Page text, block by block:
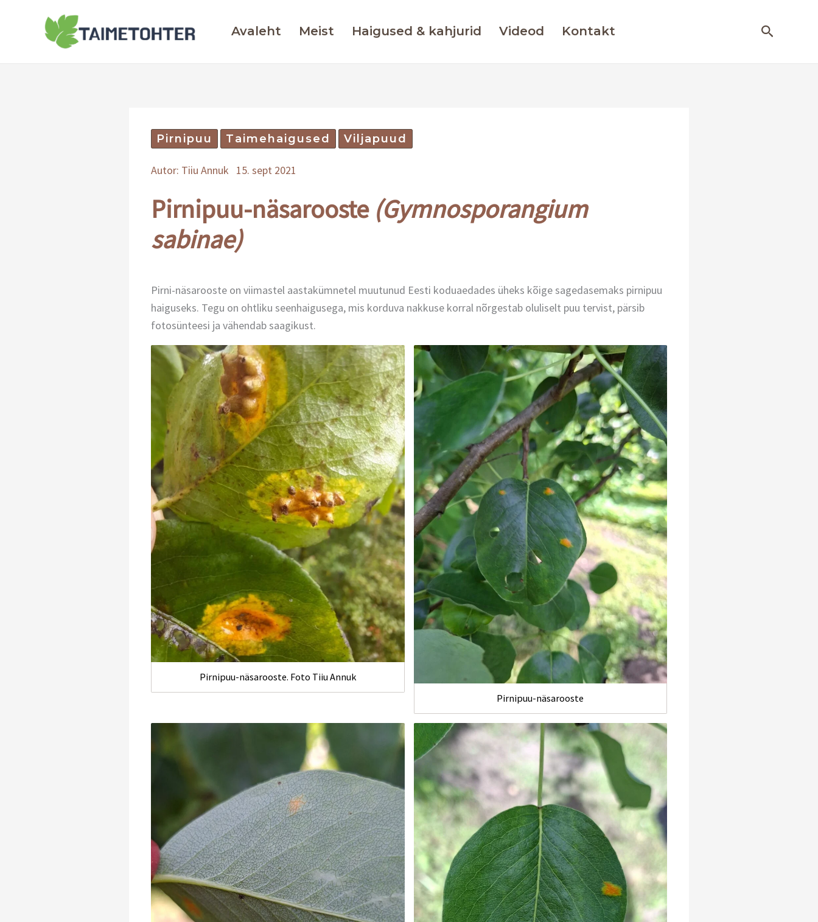
Avaleht Meist Haigused & kahjurid Videod Kontakt Otsing
Pirnipuu Taimehaigused Viljapuud
Autor: Tiiu Annuk 15. sept 2021
Pirnipuu-näsarooste (Gymnosporangium
sabinae)
Pirni-näsarooste on viimastel aastakümnetel muutunud Eesti koduaedades üheks kõige sagedasemaks pirnipuu
haiguseks. Tegu on ohtliku seenhaigusega, mis korduva nakkuse korral nõrgestab oluliselt puu tervist, pärsib
fotosünteesi ja vähendab saagikust.
Pirnipuu-näsarooste. Foto Tiiu Annuk
Pirnipuu-näsarooste